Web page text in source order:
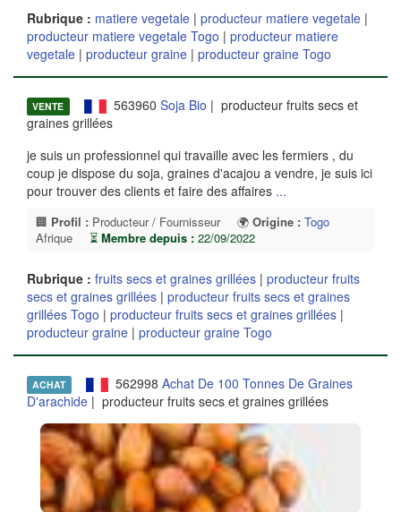
Rubrique : matiere vegetale | producteur matiere vegetale |
producteur matiere vegetale Togo | producteur matiere
vegetale | producteur graine | producteur graine Togo
VENTE 563960 Soja Bio | producteur fruits secs et
graines grillées
je suis un professionnel qui travaille avec les fermiers , du
coup je dispose du soja, graines d'acajou a vendre, je suis ici
pour trouver des clients et faire des affaires ...
🏢 Profil : Producteur / Fournisseur 🌍 Origine : Togo
Afrique
⏳ Membre depuis : 22/09/2022
Rubrique : fruits secs et graines grillées | producteur fruits
secs et graines grillées | producteur fruits secs et graines
grillées Togo | producteur fruits secs et graines grillées |
producteur graine | producteur graine Togo
ACHAT 562998 Achat De 100 Tonnes De Graines
D'arachide | producteur fruits secs et graines grillées